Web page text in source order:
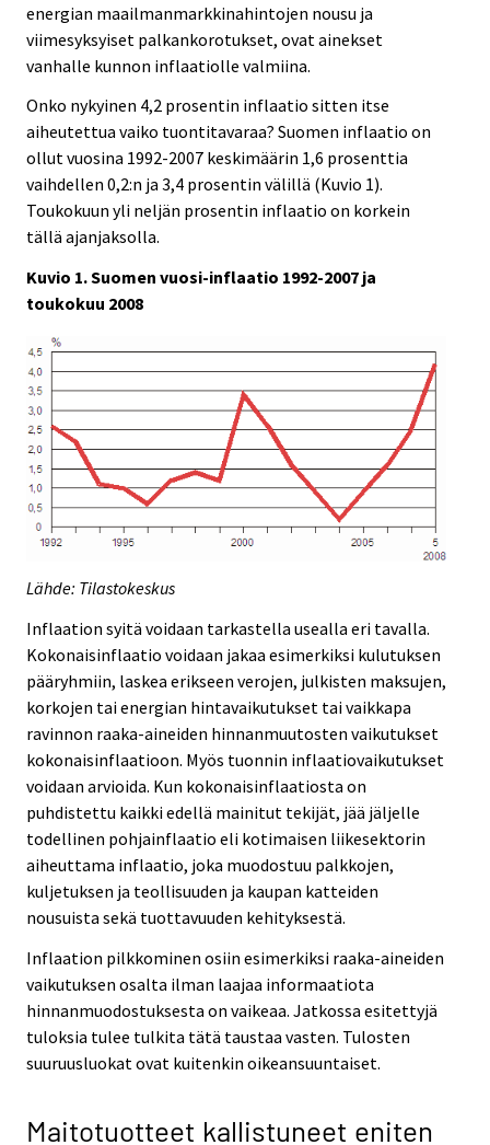
energian maailmanmarkkinahintojen nousu ja
viimesyksyiset palkankorotukset, ovat ainekset
vanhalle kunnon inflaatiolle valmiina.
Onko nykyinen 4,2 prosentin inflaatio sitten itse
aiheutettua vaiko tuontitavaraa? Suomen inflaatio on
ollut vuosina 1992-2007 keskimäärin 1,6 prosenttia
vaihdellen 0,2:n ja 3,4 prosentin välillä (Kuvio 1).
Toukokuun yli neljän prosentin inflaatio on korkein
tällä ajanjaksolla.
Kuvio 1. Suomen vuosi-inflaatio 1992-2007 ja
toukokuu 2008
Lähde: Tilastokeskus
Inflaation syitä voidaan tarkastella usealla eri tavalla.
Kokonaisinflaatio voidaan jakaa esimerkiksi kulutuksen
pääryhmiin, laskea erikseen verojen, julkisten maksujen,
korkojen tai energian hintavaikutukset tai vaikkapa
ravinnon raaka-aineiden hinnanmuutosten vaikutukset
kokonaisinflaatioon. Myös tuonnin inflaatiovaikutukset
voidaan arvioida. Kun kokonaisinflaatiosta on
puhdistettu kaikki edellä mainitut tekijät, jää jäljelle
todellinen pohjainflaatio eli kotimaisen liikesektorin
aiheuttama inflaatio, joka muodostuu palkkojen,
kuljetuksen ja teollisuuden ja kaupan katteiden
nousuista sekä tuottavuuden kehityksestä.
Inflaation pilkkominen osiin esimerkiksi raaka-aineiden
vaikutuksen osalta ilman laajaa informaatiota
hinnanmuodostuksesta on vaikeaa. Jatkossa esitettyjä
tuloksia tulee tulkita tätä taustaa vasten. Tulosten
suuruusluokat ovat kuitenkin oikeansuuntaiset.
Maitotuotteet kallistuneet eniten